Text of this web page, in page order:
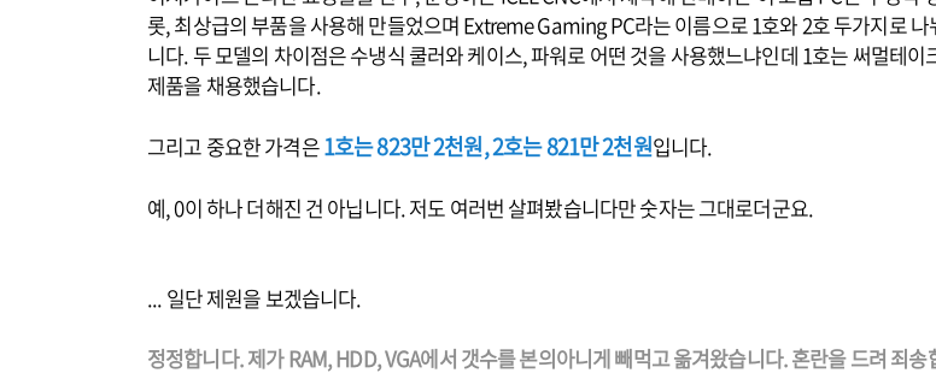
롯, 최상급의 부품을 사용해 만들었으며 Extreme Gaming PC라는 이름으로 1호와 2호 두가지로 나
니다. 두 모델의 차이점은 수냉식 쿨러와 케이스, 파워로 어떤 것을 사용했느냐인데 1호는 써멀테이
제품을 채용했습니다.
그리고 중요한 가격은1호는 823만 2천원, 2호는 821만 2천원입니다.
예, 0이 하나 더해진 건 아닙니다. 저도 여러번 살펴봤습니다만 숫자는 그대로더군요.
... 일단 제원을 보겠습니다.
정정합니다. 제가 RAM, HDD, VGA에서 갯수를 본의아니게 빼먹고 옮겨왔습니다. 혼란을 드려 죄송